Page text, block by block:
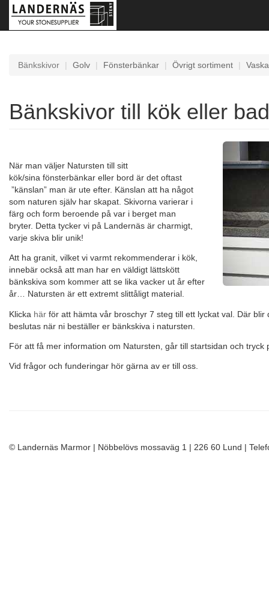
Bänkskivor Golv Fönsterbänkar Övrigt sortiment
Bänkskivor till kök eller
När man väljer Natursten till sitt
kök/sina fönsterbänkar eller bord är det oftast
”känslan” man är ute efter. Känslan att ha något
som naturen själv har skapat. Skivorna varierar i
färg och form beroende på var i berget man
bryter. Detta tycker vi på Landernäs är charmigt,
varje skiva blir unik!
Att ha granit, vilket vi varmt rekommenderar i kök,
innebär också att man har en väldigt lättskött
bänkskiva som kommer att se lika vacker ut år efter
år… Natursten är ett extremt slittåligt material.
Klicka här för att hämta vår broschyr 7 steg till ett lyckat val. Där
beslutas när ni beställer er bänkskiva i natursten.
För att få mer information om Natursten, går till startsidan och tryck
Vid frågor och funderingar hör gärna av er till oss.
© Landernäs Marmor | Nöbbelövs mossaväg 1 | 226 60 Lund |